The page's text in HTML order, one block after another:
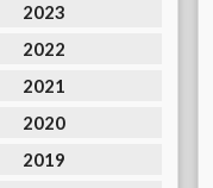
2023
2022
2021
2020
2019